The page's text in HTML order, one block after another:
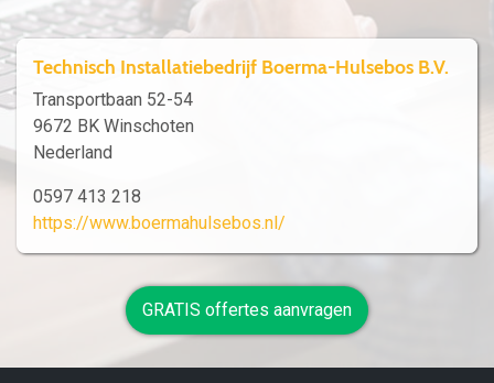
Technisch Installatiebedrijf Boerma-Hulsebos B.V.
Transportbaan 52-54
9672 BK Winschoten
Nederland
0597 413 218
https://www.boermahulsebos.nl/
GRATIS offertes aanvragen